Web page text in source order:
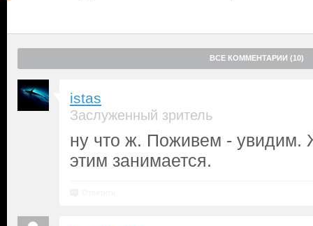
ВСЕ КОММЕНТАРИИ (10)
istas
Заслуженный зритель
ну что ж. Поживем - увидим.
этим занимается.